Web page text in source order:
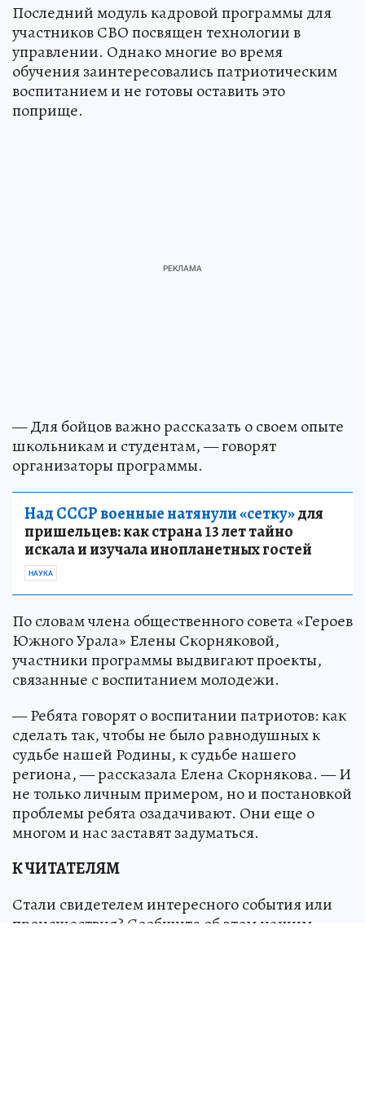
Последний модуль кадровой программы для
участников СВО посвящен технологии в
управлении. Однако многие во время
обучения заинтересовались патриотическим
воспитанием и не готовы оставить это
поприще.
— Для бойцов важно рассказать о своем опыте
школьникам и студентам, — говорят
организаторы программы.
Над СССР военные натянули «сетку»для
пришельцев: как страна 13 лет тайно
искала и изучала инопланетных гостей
НАУКА
По словам члена общественного совета «Героев
Южного Урала» Елены Скорняковой,
участники программы выдвигают проекты,
связанные с воспитанием молодежи.
— Ребята говорят о воспитании патриотов: как
сделать так, чтобы не было равнодушных к
судьбе нашей Родины, к судьбе нашего
региона, — рассказала Елена Скорнякова. — И
не только личным примером, но и постановкой
проблемы ребята озадачивают. Они еще о
многом и нас заставят задуматься.
К ЧИТАТЕЛЯМ
Стали свидетелем интересного события или
происшествия? Сообщите об этом нашим